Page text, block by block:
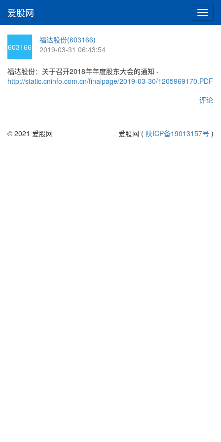
切
换
爱股网
603166
福达股份(603166)
2019-03-31 06:43:54
福达股份：关于召开2018年年度股东大会的通知 -
http://static.cninfo.com.cn/finalpage/2019-03-30/1205969170.PDF
评论
© 2021 爱股网 爱股网 ( 陕ICP备19013157号 )